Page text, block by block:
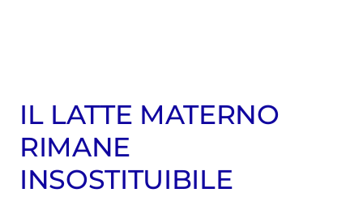
IL LATTE MATERNO
RIMANE
INSOSTITUIBILE